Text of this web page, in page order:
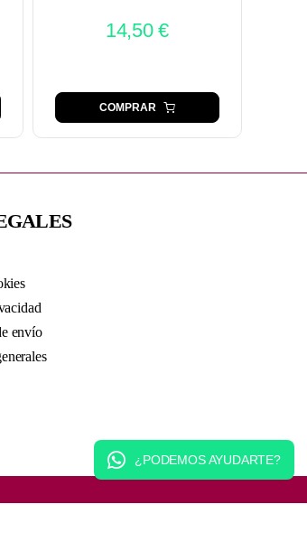
14,50€
COMPRAR
envío
¿PODEMOS AYUDARTE?